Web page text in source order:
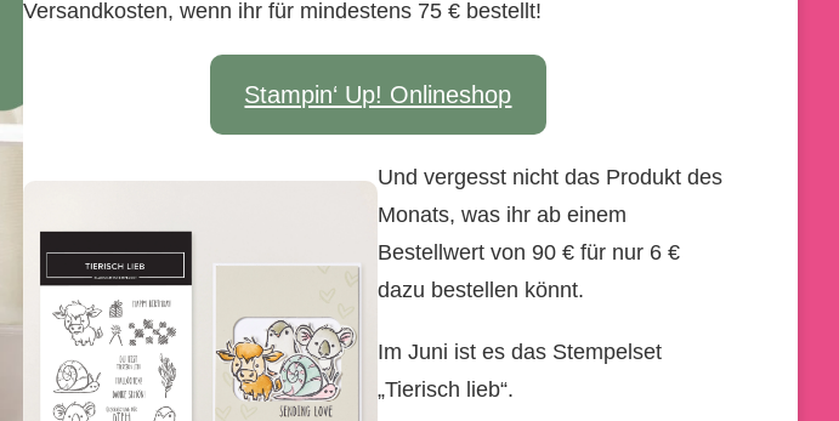
Versandkosten, wenn ihr für mindestens 75 € bestellt!
Stampin‘ Up! Onlineshop
Und vergesst nicht das Produkt des
Monats, was ihr ab einem
Bestellwert von 90 € für nur 6 €
dazu bestellen könnt.
Im Juni ist es das Stempelset
„Tierisch lieb“.